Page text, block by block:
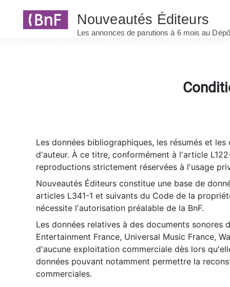
Les données bibliographiques, les résumés et
d'auteur. À ce titre, conformément à l'article
reproductions strictement réservées à l'usage
Nouveautés Éditeurs constitue une base de
articles L341-1 et suivants du Code de la
nécessite l'autorisation préalable de la BnF.
Les données relatives à des documents sonores
Entertainment France, Universal Music France,
d'aucune exploitation commerciale dès lors
données pouvant notamment permettre la
commerciales.